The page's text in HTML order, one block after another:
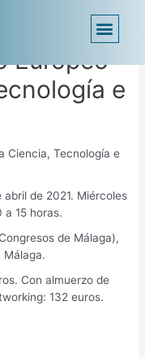
Europeo
e
Ciencia, Tecnología e
abril de 2021. Miércoles
15 horas.
de Málaga),
Con almuerzo de
132 euros.